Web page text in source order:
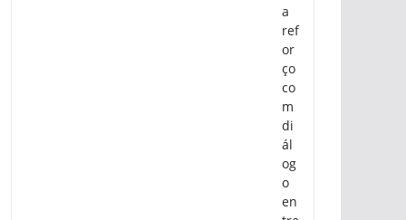
a
ref
or
ço
co
m
di
ál
og
o
en